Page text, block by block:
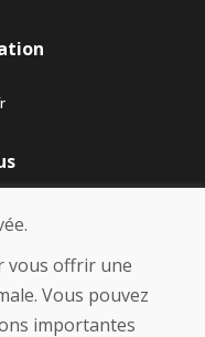
vous offrir une
Vous pouvez
importantes